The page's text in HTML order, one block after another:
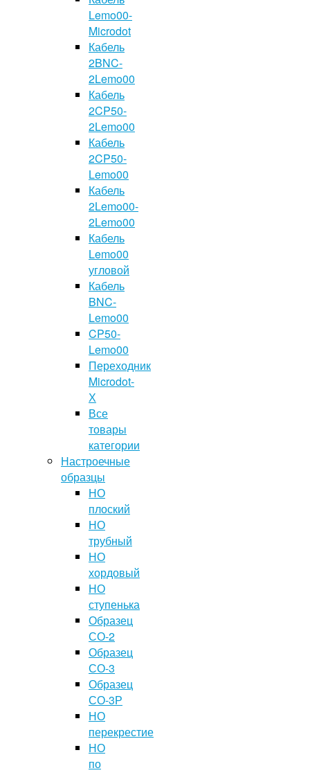
Lemo00-
Microdot
Кабель
2BNC-
2Lemo00
Кабель
2CP50-
2Lemo00
Кабель
2CP50-
Lemo00
Кабель
2Lemo00-
2Lemo00
Кабель
Lemo00
угловой
Кабель
BNC-
Lemo00
CP50-
Lemo00
Переходник
Microdot-
Х
Все
товары
категории
Настроечные
образцы
НО
плоский
НО
трубный
НО
хордовый
НО
ступенька
Образец
СО-2
Образец
СО-3
Образец
СО-3Р
НО
перекрестие
НО
по